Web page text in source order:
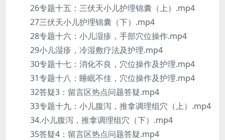
26专题十五：三伏天小儿护理锦囊（上）.mp4
27三伏天小儿护理锦囊（下）.mp4
28专题十六：小儿湿疹，手部穴位操作.mp4
29小儿湿疹，冷湿敷疗法及护理.mp4
30专题十七：消化不良，穴位操作及护理.mp4
31专题十八：睡眠不佳，穴位操作及护理.mp4
32答疑3：留言区热点问题答疑.mp4
33专题十九：小儿腹泻，推拿调理组穴（上）.mp4
34.小儿腹泻，推拿调理组穴（下）.mp4
35答疑4：留言区热点问题答疑.mp4